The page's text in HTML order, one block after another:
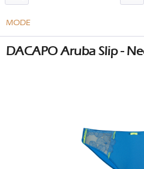
MODE
DACAPO Aruba Slip -